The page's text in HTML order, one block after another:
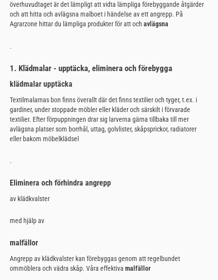
överhuvudtaget är det lämpligt att vidta lämpliga förebyggande åtgärder
och att hitta och avlägsna malboet i händelse av ett angrepp. På
Agrarzone hittar du lämpliga produkter för att och avlägsna
.
1. Klädmalar - upptäcka, eliminera och förebygga
klädmalar upptäcka
Textilmalarnas bon finns överallt där det finns textilier och tyger, t.ex. i
gardiner, under stoppade möbler eller kläder och särskilt i förvarade
textilier. Efter förpuppningen drar sig larverna gärna tillbaka till mer
avlägsna platser som borrhål, uttag, golvlister, skåpsprickor, radiatorer
eller bakom möbelklädsel
.
Eliminera och förhindra angrepp
av klädkvalster
med hjälp av
malfällor
Angrepp av klädkvalster kan förebyggas genom att regelbundet
ommöblera och vädra skåp. Våra effektiva malfällor